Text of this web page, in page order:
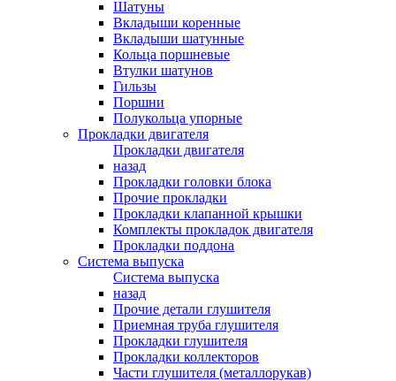
Шатуны
Вкладыши коренные
Вкладыши шатунные
Кольца поршневые
Втулки шатунов
Гильзы
Поршни
Полукольца упорные
Прокладки двигателя
Прокладки двигателя
назад
Прокладки головки блока
Прочие прокладки
Прокладки клапанной крышки
Комплекты прокладок двигателя
Прокладки поддона
Система выпуска
Система выпуска
назад
Прочие детали глушителя
Приемная труба глушителя
Прокладки глушителя
Прокладки коллекторов
Части глушителя (металлорукав)